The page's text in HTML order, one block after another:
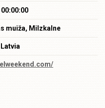
muiža, Milzkalne